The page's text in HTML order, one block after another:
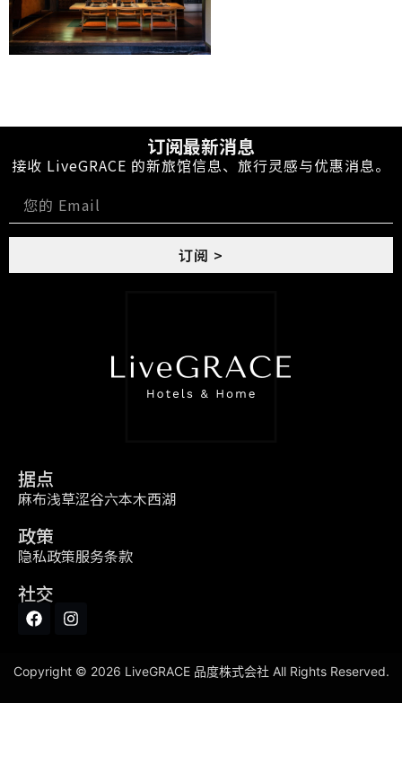
订阅最新消息
接收 LiveGRACE 的新旅馆信息、旅行灵感与优惠消息。
订阅 >
据点
麻布浅草涩谷六本木西湖
政策
隐私政策服务条款
社交
Copyright © 2026 LiveGRACE 品度株式会社 All Rights Reserved.